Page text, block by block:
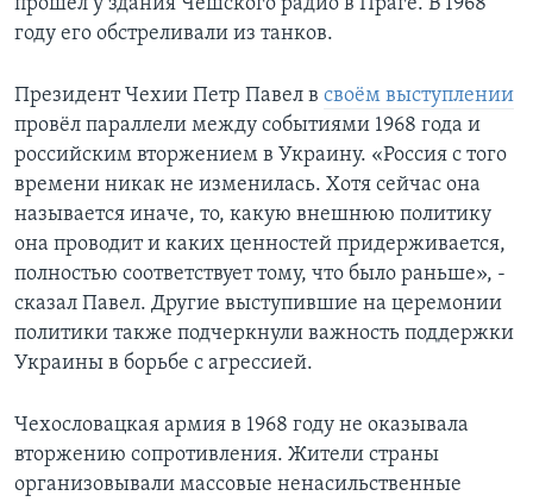
прошёл у здания Чешского радио в Праге. В 1968
году его обстреливали из танков.
Президент Чехии Петр Павел в своём выступлении
провёл параллели между событиями 1968 года и
российским вторжением в Украину. «Россия с того
времени никак не изменилась. Хотя сейчас она
называется иначе, то, какую внешнюю политику
она проводит и каких ценностей придерживается,
полностью соответствует тому, что было раньше», -
сказал Павел. Другие выступившие на церемонии
политики также подчеркнули важность поддержки
Украины в борьбе с агрессией.
Чехословацкая армия в 1968 году не оказывала
вторжению сопротивления. Жители страны
организовывали массовые ненасильственные